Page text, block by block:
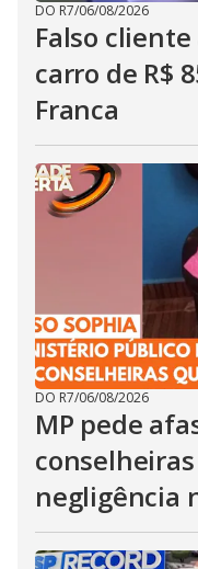
DO R7/06/08/2026
Falso
carro de R$
Franca
DO R7/06/08/2026
MP pede
negligência